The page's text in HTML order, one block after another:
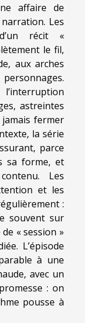
affaire de
Les
récit «
le fil,
aux arches
astreintes
fermer
la série
parce
sa forme, et
Les
et les
:
souvent sur
« session »
L’épisode
à une
avec un
: on
pousse à